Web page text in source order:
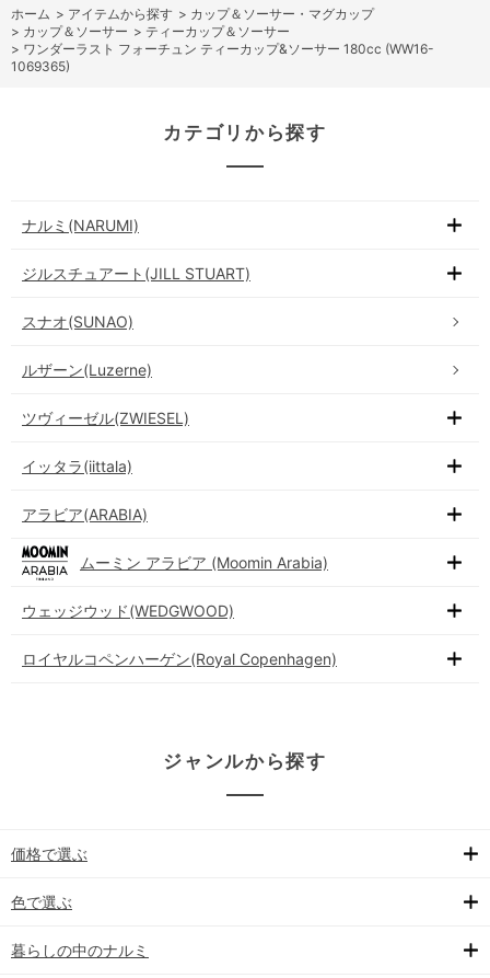
ホーム > アイテムから探す > カップ＆ソーサー・マグカップ
> カップ＆ソーサー > ティーカップ＆ソーサー
> ワンダーラスト フォーチュン ティーカップ&ソーサー 180cc (WW16-
1069365)
カテゴリから探す
ナルミ(NARUMI)
ジルスチュアート(JILL STUART)
スナオ(SUNAO)
ルザーン(Luzerne)
ツヴィーゼル(ZWIESEL)
イッタラ(iittala)
アラビア(ARABIA)
ムーミン アラビア (Moomin Arabia)
ウェッジウッド(WEDGWOOD)
ロイヤルコペンハーゲン(Royal Copenhagen)
ジャンルから探す
価格で選ぶ
色で選ぶ
暮らしの中のナルミ